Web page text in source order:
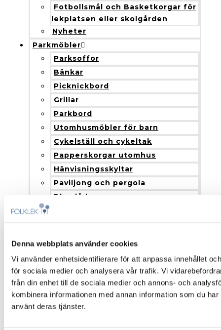
Denna webbplats använder cookies
Vi använder enhetsidentifierare för att anpassa innehållet
för sociala medier och analysera vår trafik. Vi
från din enhet till de sociala medier och annons- och
kombinera informationen med annan information som du
använt deras tjänster.
Fotbollsmål och Basketkorgar för
lekplatsen eller skolgården
Nyheter
Parkmöbler
Parksoffor
Bänkar
Picknickbord
Grillar
Parkbord
Utomhusmöbler för barn
Cykelställ och cykeltak
Papperskorgar utomhus
Hänvisningsskyltar
Paviljong och pergola
Blomlådor
Montering och installation
Färgalternativ och material
Om Folklek
Om Folklek
Nyheter